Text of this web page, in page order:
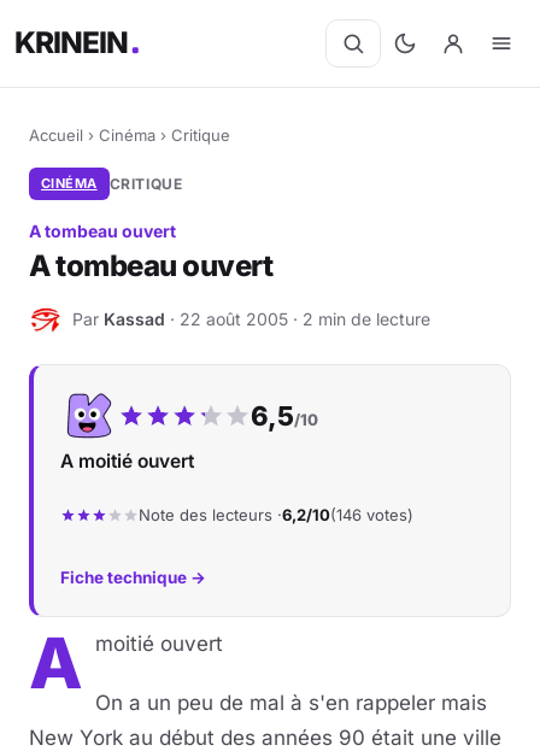
KRINEIN
Accueil › Cinéma › Critique
CINÉMA CRITIQUE
A tombeau ouvert
A tombeau ouvert
K Par Kassad · 22 août 2005 · 2 min de lecture
Notre note :
6,5/10
A moitié ouvert
Note des lecteurs ·6,2/10(146 votes)
Fiche technique →
A moitié ouvert
On a un peu de mal à s'en rappeler mais
New York au début des années 90 était une ville